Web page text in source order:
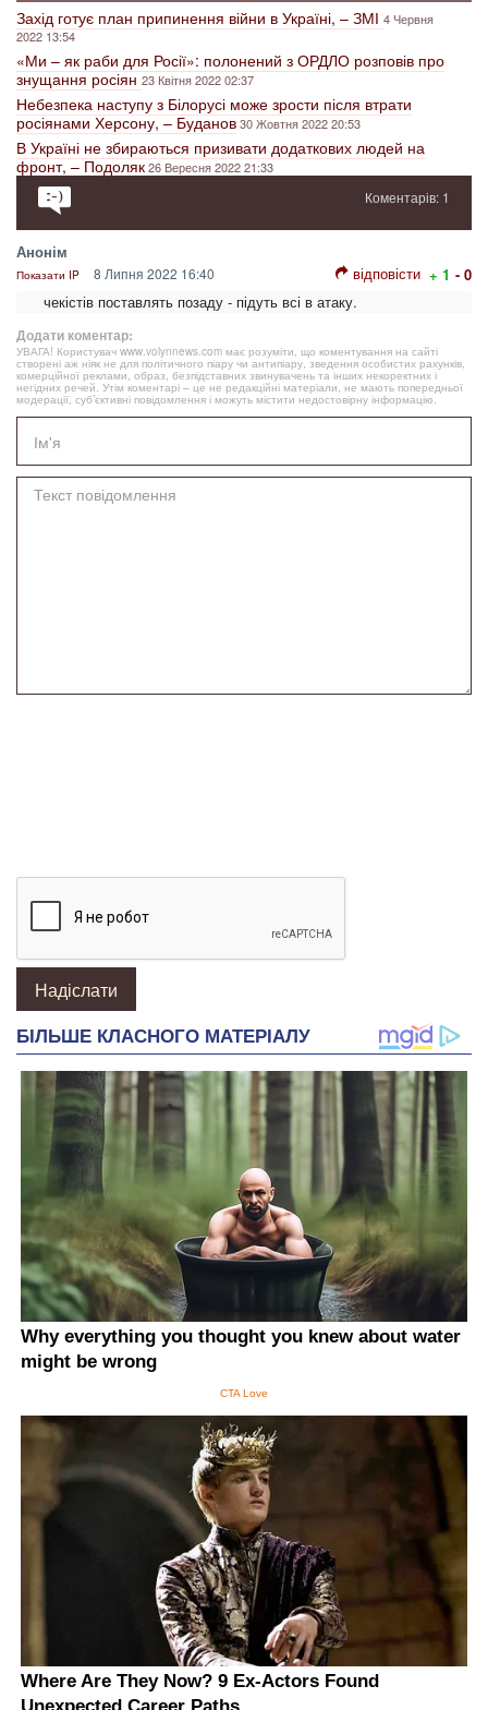
Захід готує план припинення війни в Україні, – ЗМІ 4 Червня
2022 13:54
«Ми – як раби для Росії»: полонений з ОРДЛО розповів про
знущання росіян23 Квітня 2022 02:37
Небезпека наступу з Білорусі може зрости після втрати
росіянами Херсону, – Буданов30 Жовтня 2022 20:53
В Україні не збираються призивати додаткових людей на
фронт, – Подоляк26 Вересня 2022 21:33
Коментарів: 1
Анонім
Показати IP 8 Липня 2022 16:40 відповісти + 1 - 0
чекістів поставлять позаду - підуть всі в атаку.
Додати коментар:
УВАГА! Користувач www.volynnews.com має розуміти, що коментування на сайті
створені аж ніяк не для політичного піару чи антипіару, зведення особистих рахунків,
комерційної реклами, образ, безпідставних звинувачень та інших некоректних і
негідних речей. Утім коментарі – це не редакційні матеріали, не мають попередньої
модерації, суб’єктивні повідомлення і можуть містити недостовірну інформацію.